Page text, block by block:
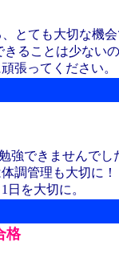
とても大切な機
ることは少ない
張ってください。
強できませんでし
調管理も大切に
を大切に。
格